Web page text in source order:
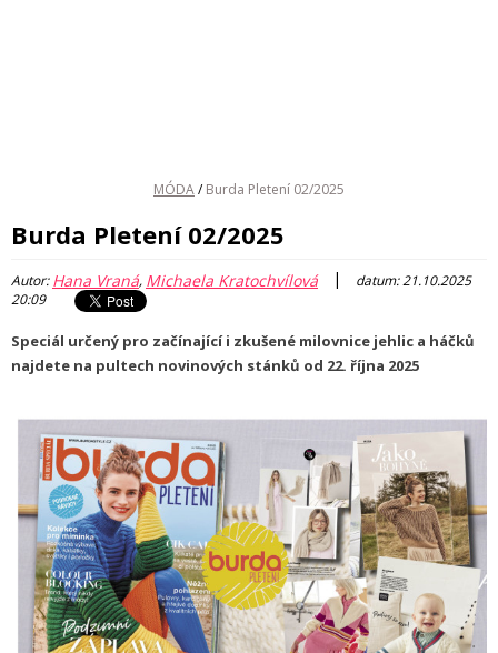
MÓDA/ Burda Pletení 02/2025
Burda Pletení 02/2025
Autor:Hana Vraná, Michaela Kratochvílová |
datum: 21.10.2025
20:09
Speciál určený pro začínající i zkušené milovnice jehlic a háčků
najdete na pultech novinových stánků od 22. října 2025